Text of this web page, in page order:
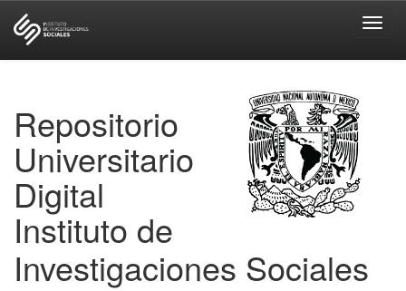
Repositorio
Universitario
Digital
Instituto de
Investigaciones Sociales